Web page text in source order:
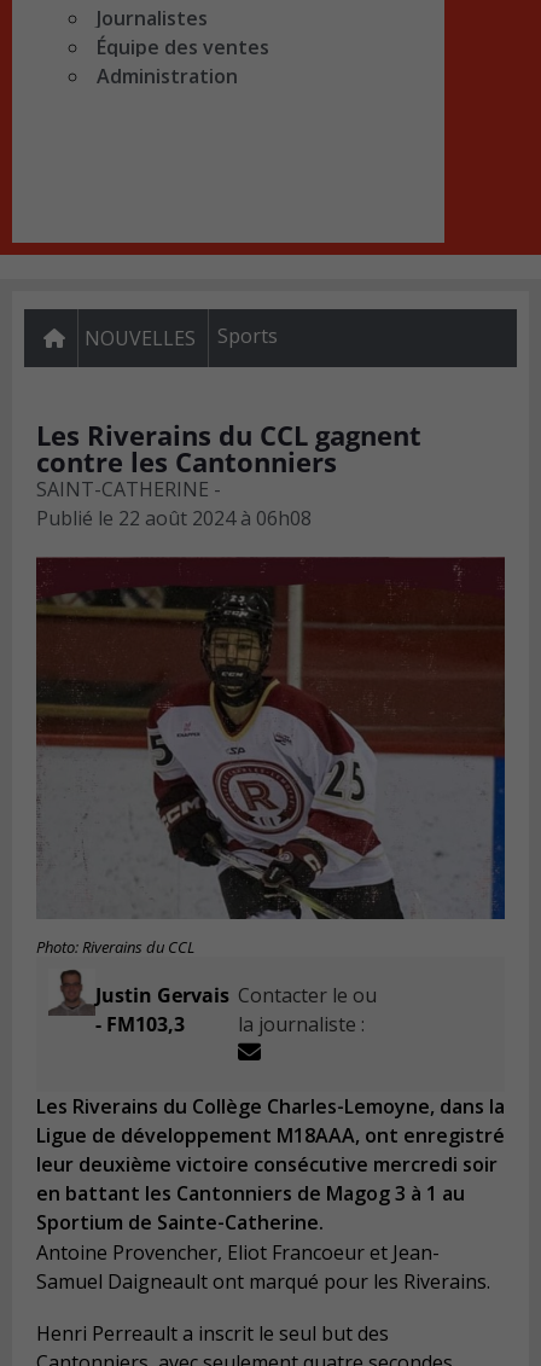
Journalistes
Équipe des ventes
Administration
NOUVELLES Sports
Les Riverains du CCL gagnent
contre les Cantonniers
SAINT-CATHERINE -
Publié le 22 août 2024 à 06h08
Photo: Riverains du CCL
Justin Gervais
- FM103,3
Contacter le ou
la journaliste :
Les Riverains du Collège Charles-Lemoyne, dans la
Ligue de développement M18AAA, ont enregistré
leur deuxième victoire consécutive mercredi soir
en battant les Cantonniers de Magog 3 à 1 au
Sportium de Sainte-Catherine.
Antoine Provencher, Eliot Francoeur et Jean-
Samuel Daigneault ont marqué pour les Riverains.
Henri Perreault a inscrit le seul but des